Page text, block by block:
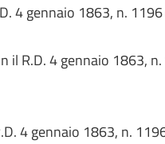
4 gennaio 1863, n.
il R.D. 4 gennaio 1863,
4 gennaio 1863, n.